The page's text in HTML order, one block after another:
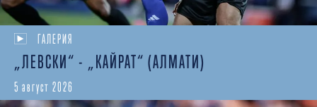
ГАЛЕРИЯ
„ЛЕВСКИ“ - „КАЙРАТ“ (АЛМАТИ)
5 август 2026